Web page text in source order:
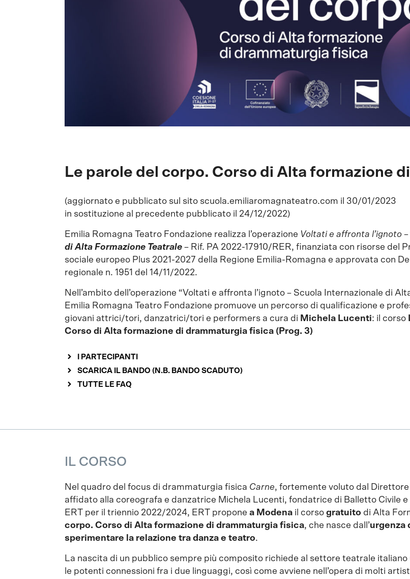
Le parole del corpo. Corso di Alta formazione
(aggiornato e pubblicato sul sito scuola.emiliaromagnateatro.com il 30/01/2023
in sostituzione al precedente pubblicato il 24/12/2022)
Emilia Romagna Teatro Fondazione realizza l’operazione Voltati e affronta l’ignoto –
di Alta Formazione Teatrale – Rif. PA 2022-17910/RER, finanziata con risorse del
sociale europeo Plus 2021-2027 della Regione Emilia-Romagna e approvata con
regionale n. 1951 del 14/11/2022.
Nell’ambito dell’operazione “Voltati e affronta l’ignoto – Scuola Internazionale di
Emilia Romagna Teatro Fondazione promuove un percorso di qualificazione e
giovani attrici/tori, danzatrici/tori e performers a cura di Michela Lucenti: il corso
Corso di Alta formazione di drammaturgia fisica (Prog. 3)
I PARTECIPANTI
SCARICA IL BANDO (N.B. BANDO SCADUTO)
TUTTE LE FAQ
IL CORSO
Nel quadro del focus di drammaturgia fisica Carne, fortemente voluto dal
affidato alla coreografa e danzatrice Michela Lucenti, fondatrice di Balletto Civile
ERT per il triennio 2022/2024, ERT propone a Modena il corso gratuito di Alta
corpo. Corso di Alta formazione di drammaturgia fisica, che nasce dall’urgenza
sperimentare la relazione tra danza e teatro.
La nascita di un pubblico sempre più composito richiede al settore teatrale
le potenti connessioni fra i due linguaggi, così come avviene nell’opera di molti